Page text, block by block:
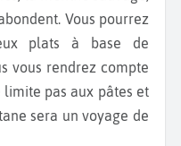
Vous pourrez
plats à base de
vous rendrez compte
pas aux pâtes et
sera un voyage de